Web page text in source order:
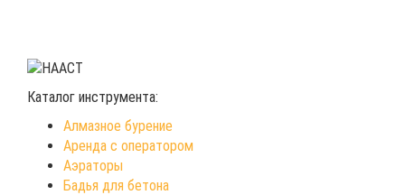
Каталог инструмента:
Алмазное бурение
Аренда с оператором
Аэраторы
Бадья для бетона